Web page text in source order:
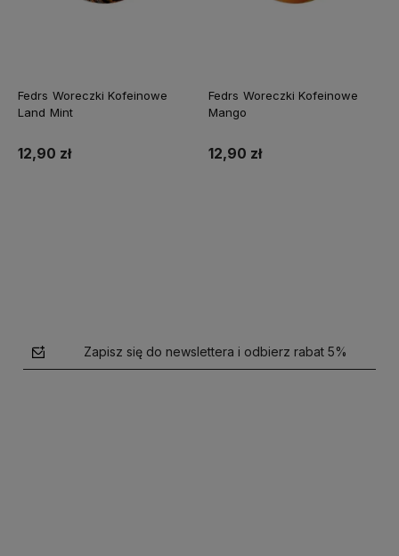
Fedrs Woreczki Kofeinowe
Land Mint
12,90 zł
Fedrs Woreczki Kofeinowe
Mango
12,90 zł
Zapisz się do newslettera i odbierz rabat 5%